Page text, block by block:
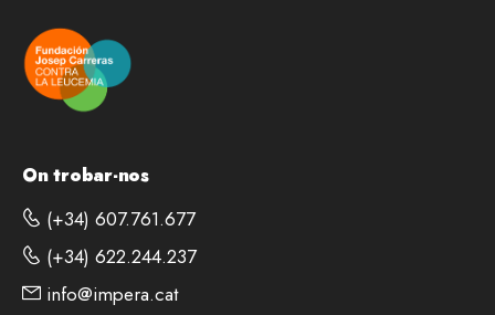
On trobar-nos
(+34) 607.761.677
(+34) 622.244.237
info@impera.cat